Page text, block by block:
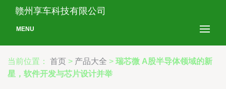
赣州享车科技有限公司
MENU
当前位置： 首页 > 产品大全 > 瑞芯微 A股半导体领域的新
星，软件开发与芯片设计并举